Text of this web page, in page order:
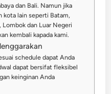
dan Bali. Namun jika
kota lain seperti Batam,
Lombok dan Luar Negeri
kembali kapada kami.
schedule dapat Anda
dapat bersifat fleksibel
keinginan Anda